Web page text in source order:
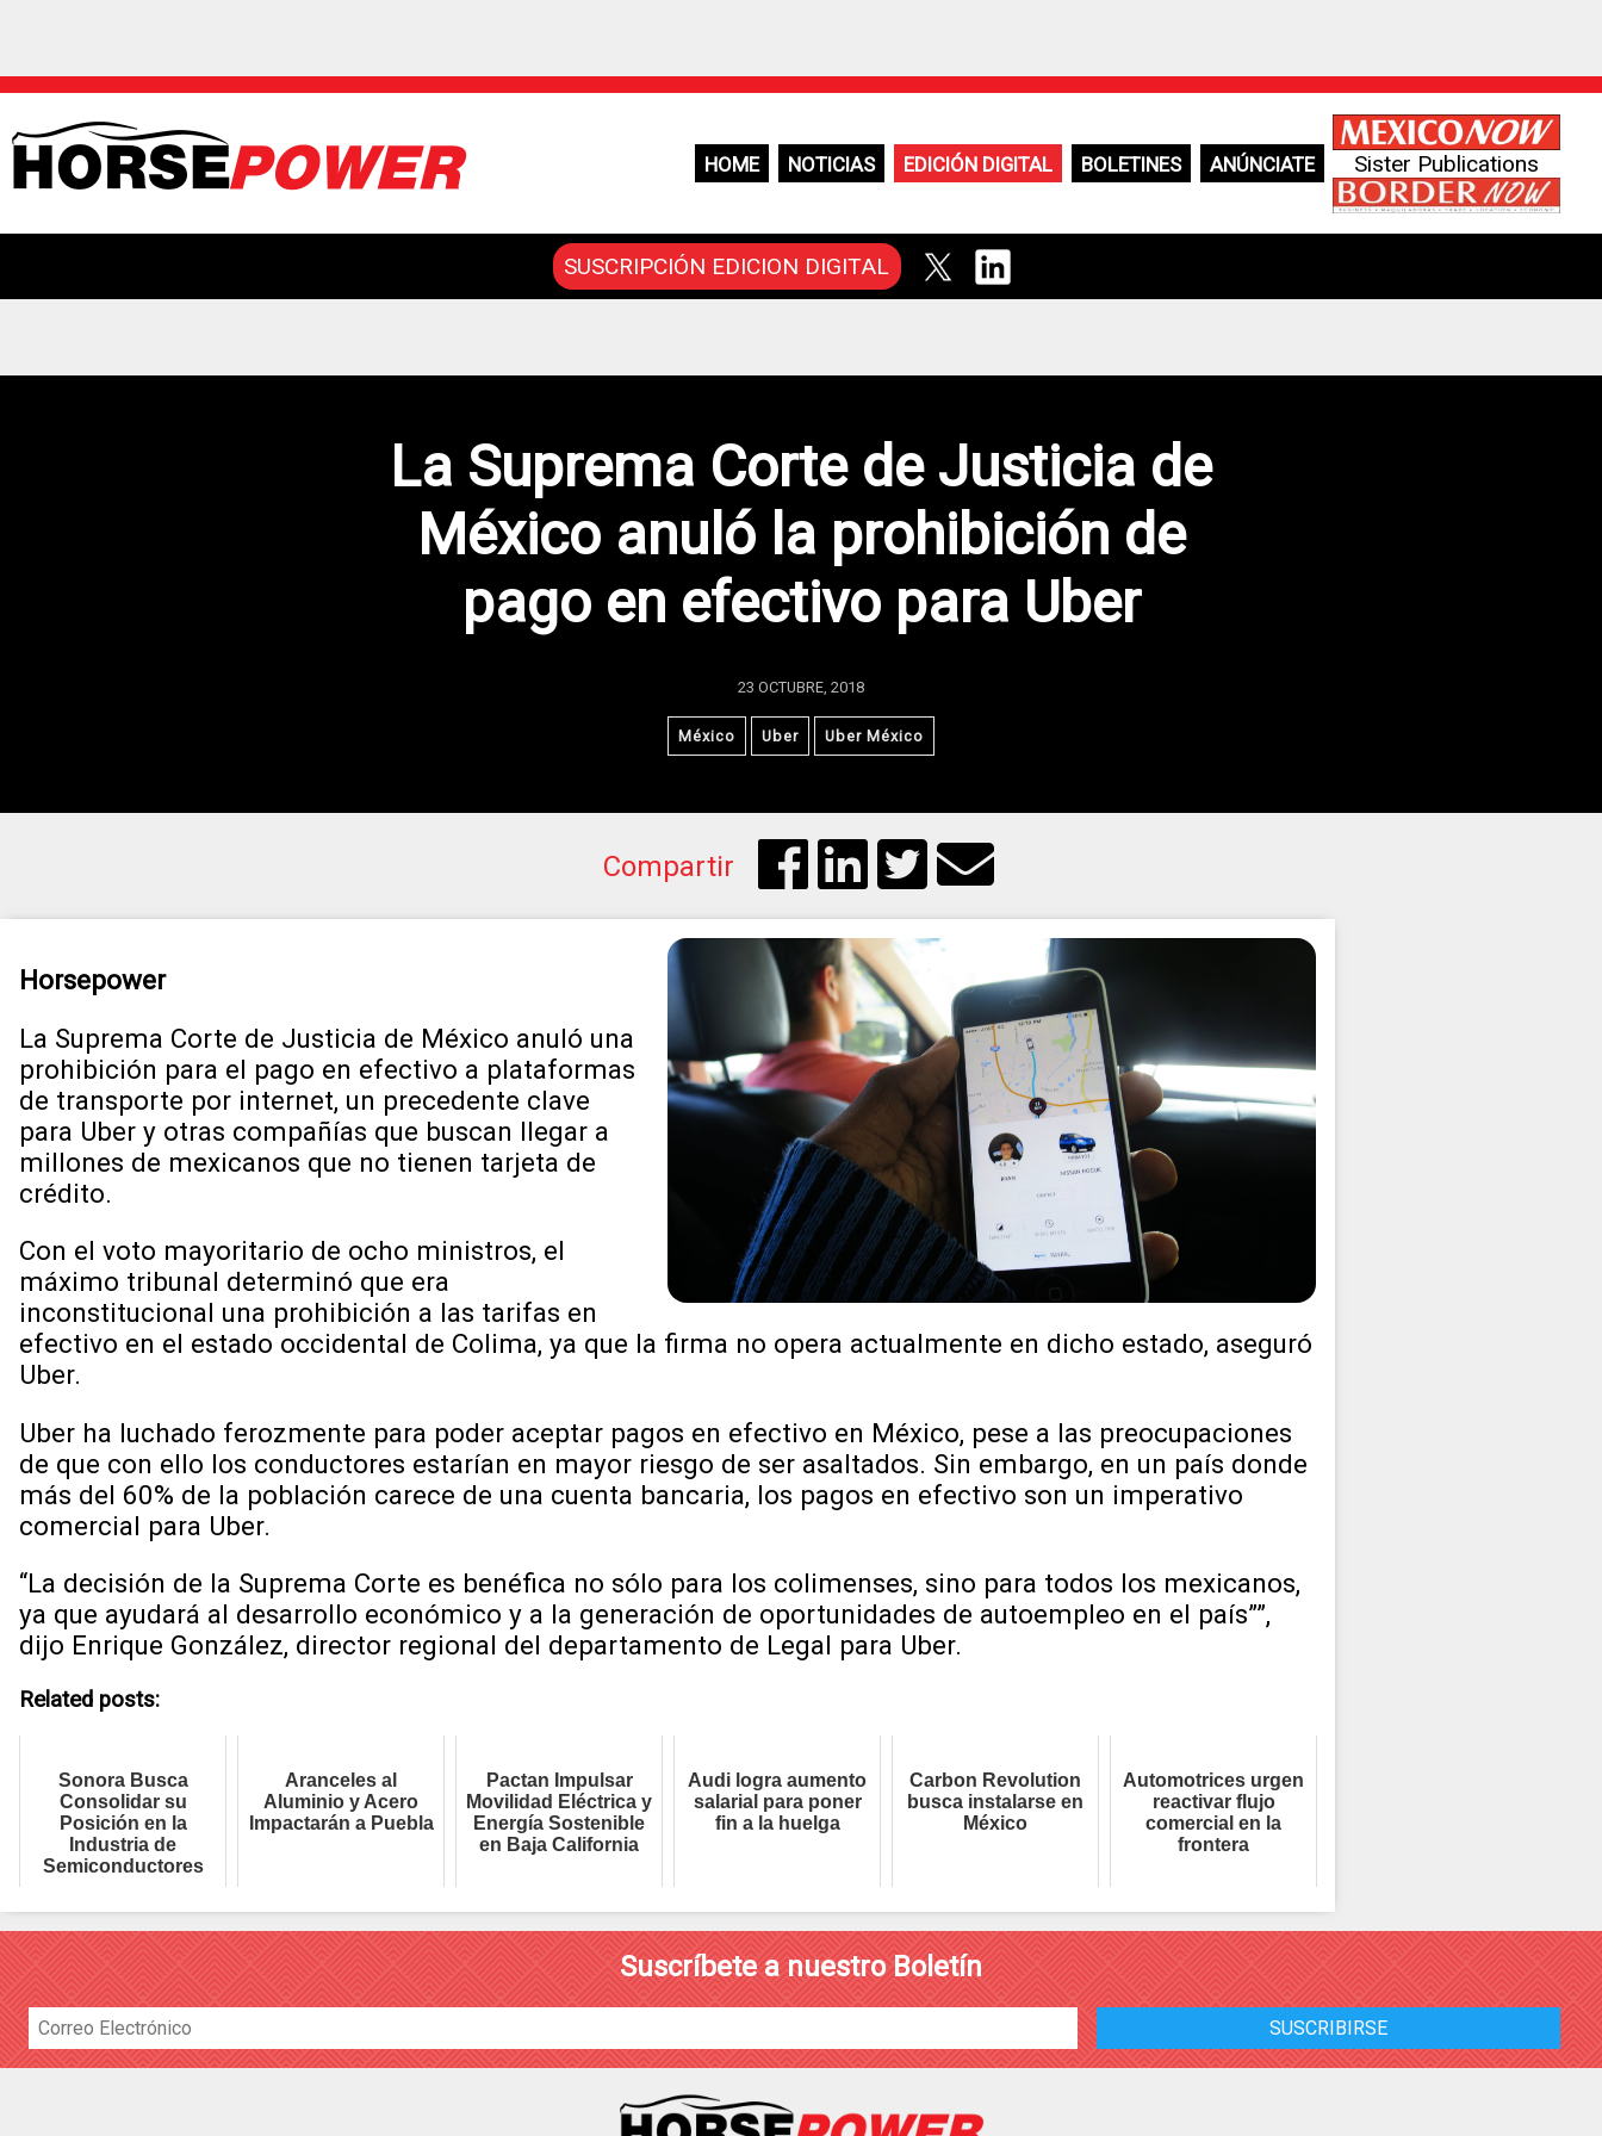
HOME NOTICIAS EDICIÓN DIGITAL BOLETINES ANÚNCIATE Sister Publications
SUSCRIPCIÓN EDICION DIGITAL
La Suprema Corte de Justicia de
México anuló la prohibición de
pago en efectivo para Uber
23 OCTUBRE, 2018
México Uber Uber México
Compartir
Horsepower
La Suprema Corte de Justicia de México anuló una
prohibición para el pago en efectivo a plataformas
de transporte por internet, un precedente clave
para Uber y otras compañías que buscan llegar a
millones de mexicanos que no tienen tarjeta de
crédito.
Con el voto mayoritario de ocho ministros, el
máximo tribunal determinó que era
inconstitucional una prohibición a las tarifas en
efectivo en el estado occidental de Colima, ya que la firma no opera actualmente en dicho estado, aseguró
Uber.
Uber ha luchado ferozmente para poder aceptar pagos en efectivo en México, pese a las preocupaciones
de que con ello los conductores estarían en mayor riesgo de ser asaltados. Sin embargo, en un país donde
más del 60% de la población carece de una cuenta bancaria, los pagos en efectivo son un imperativo
comercial para Uber.
“La decisión de la Suprema Corte es benéfica no sólo para los colimenses, sino para todos los mexicanos,
ya que ayudará al desarrollo económico y a la generación de oportunidades de autoempleo en el país””,
dijo Enrique González, director regional del departamento de Legal para Uber.
Related posts:
Sonora Busca
Consolidar su
Posición en la
Industria de
Semiconductores
Aranceles al
Aluminio y Acero
Impactarán a Puebla
Pactan Impulsar
Movilidad Eléctrica y
Energía Sostenible
en Baja California
Audi logra aumento
salarial para poner
fin a la huelga
Carbon Revolution
busca instalarse en
México
Automotrices urgen
reactivar flujo
comercial en la
frontera
Suscríbete a nuestro Boletín